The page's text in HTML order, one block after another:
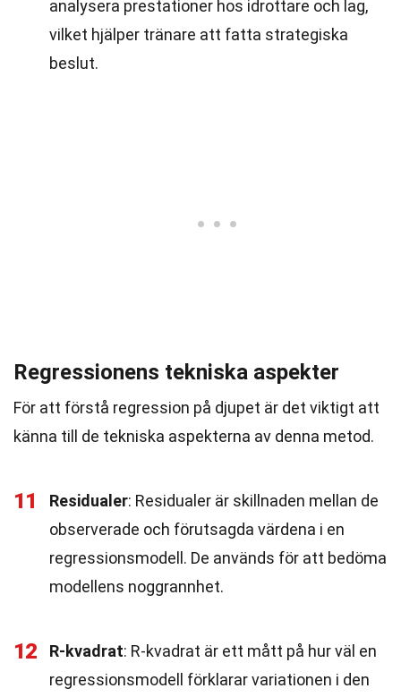
analysera prestationer hos idrottare och lag,
vilket hjälper tränare att fatta strategiska
beslut.
Regressionens tekniska aspekter
För att förstå regression på djupet är det viktigt att
känna till de tekniska aspekterna av denna metod.
11 Residualer: Residualer är skillnaden mellan de
observerade och förutsagda värdena i en
regressionsmodell. De används för att bedöma
modellens noggrannhet.
12 R-kvadrat: R-kvadrat är ett mått på hur väl en
regressionsmodell förklarar variationen i den